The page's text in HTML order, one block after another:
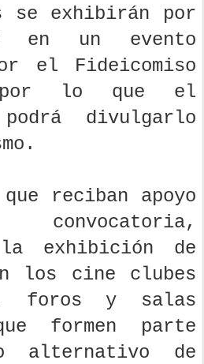
se exhibirán por
en un evento
el Fideicomiso
por lo que el
divulgarlo
reciban apoyo
exhibición de
los cine clubes
foros y salas
formen parte
alternativo de